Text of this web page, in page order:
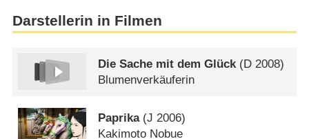
Darstellerin in Filmen
Die Sache mit dem Glück (D 2008)
Blumenverkäuferin
Paprika(J 2006)
Kakimoto Nobue